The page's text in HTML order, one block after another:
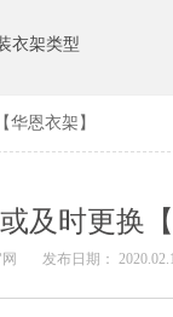
衣架类型
恩衣架】
及时更换【
发布日期：